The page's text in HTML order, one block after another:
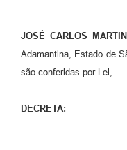
Contas Públicas
Editais
Agenda
JOSÉ CARLOS
Adamantina, Estado de
são conferidas por Lei,
DECRETA: